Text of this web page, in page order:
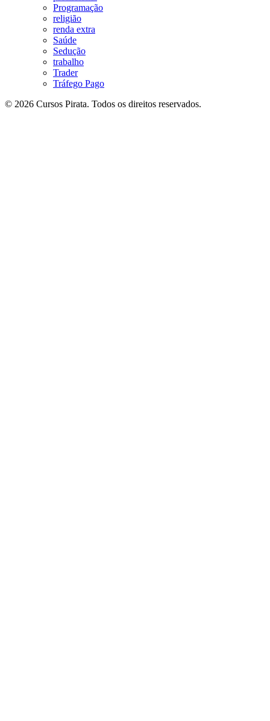
Programação
religião
renda extra
Saúde
Sedução
trabalho
Trader
Tráfego Pago
© 2026 Cursos Pirata. Todos os direitos reservados.